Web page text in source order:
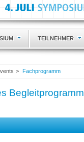
TEILNEHMER
> Fachprogramm
Begleitprogramm